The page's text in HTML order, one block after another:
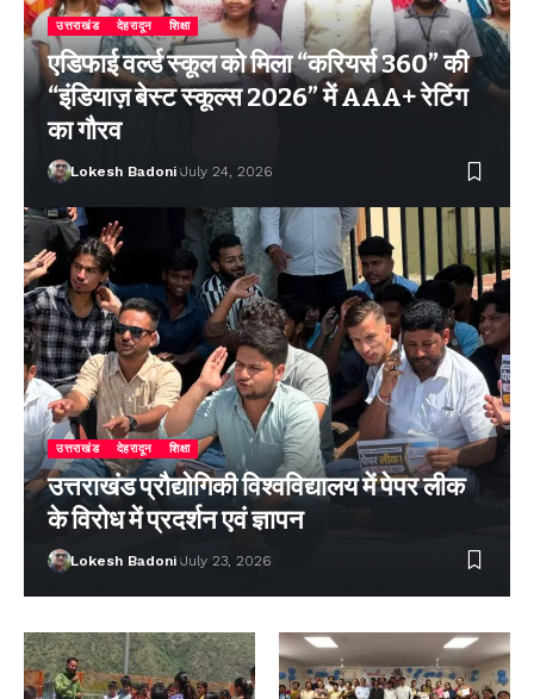
उत्तराखंड देहरादून शिक्षा
एडिफाई वर्ल्ड स्कूल को मिला “करियर्स 360” की
“इंडियाज़ बेस्ट स्कूल्स 2026” में AAA+ रेटिंग
का गौरव
Lokesh Badoni July 24, 2026
उत्तराखंड देहरादून शिक्षा
उत्तराखंड प्रौद्योगिकी विश्वविद्यालय में पेपर लीक
के विरोध में प्रदर्शन एवं ज्ञापन
Lokesh Badoni July 23, 2026